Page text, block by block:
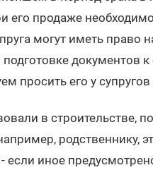
его продаже
могут иметь
документов
просить его у
в
родственнику,
если иное